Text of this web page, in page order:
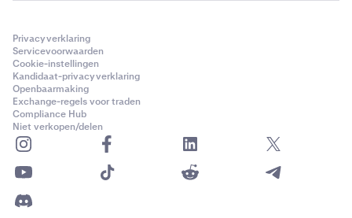
Privacyverklaring
Servicevoorwaarden
Cookie-instellingen
Kandidaat-privacyverklaring
Openbaarmaking
Exchange-regels voor traden
Compliance Hub
Niet verkopen/delen